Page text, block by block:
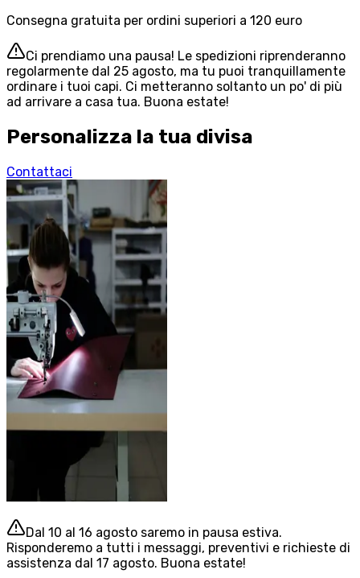
Consegna gratuita per ordini superiori a 120 euro
Ci prendiamo una pausa! Le spedizioni riprenderanno
regolarmente dal 25 agosto, ma tu puoi tranquillamente
ordinare i tuoi capi. Ci metteranno soltanto un po' di più
ad arrivare a casa tua. Buona estate!
Personalizza la tua divisa
Contattaci
Dal 10 al 16 agosto saremo in pausa estiva.
Risponderemo a tutti i messaggi, preventivi e richieste di
assistenza dal 17 agosto. Buona estate!